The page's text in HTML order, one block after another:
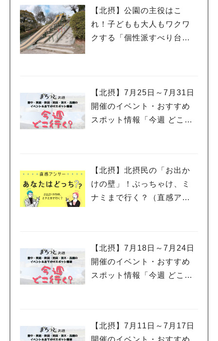
ヒー」550円 （ドリンクメニューは、ランチやスイーツと一緒に
注文の場合は100円引き） 見た目にも可愛らしい、カラフルなロ
ーケーキ。白味噌とカシューナッツのクリームを使用した、レア
チーズケーキのような滑らかな口当たりと優しい甘さ。コーヒー
と一緒に甘いものまで堪能することが出来ました。 私がお店に
主さんの旦那さんが買い付けをされているそうです。器やお料理
のことなど、お客さんと会話を交わすお店の方たちの姿が印象的
でした。ただ食事やモノを提供するだけじゃない。体にいいお味
噌のことをもっと知ってほしい、どんな作り手さんから買い付け
で、こだわりのお味噌を使ったご飯を食べながら、丁寧な食や暮
らしに立ち返る…「テマヒマ」でそんな有意義な時間を過ごして
みませんか。 テマヒマ 住所：高槻市芥川町3-10-13 TEL：072-
655-3259 営業時間：午前11時～午後6時（ランチ・テイクアウ
ん） オリジナルサイトで読む
【北摂】公園の主役はこ
れ！子どもも大人もワクワ
クする「個性派すべり台」
【北摂】7月25日～7月31日
開催のイベント・おすすめ
スポット情報「今週 どこい
【北摂】北摂民の「お出か
けの壁」！ぶっちゃけ、ミ
ナミまで行く？（直感アン
【北摂】7月18日～7月24日
開催のイベント・おすすめ
スポット情報「今週 どこい
【北摂】7月11日～7月17日
開催のイベント・おすすめ